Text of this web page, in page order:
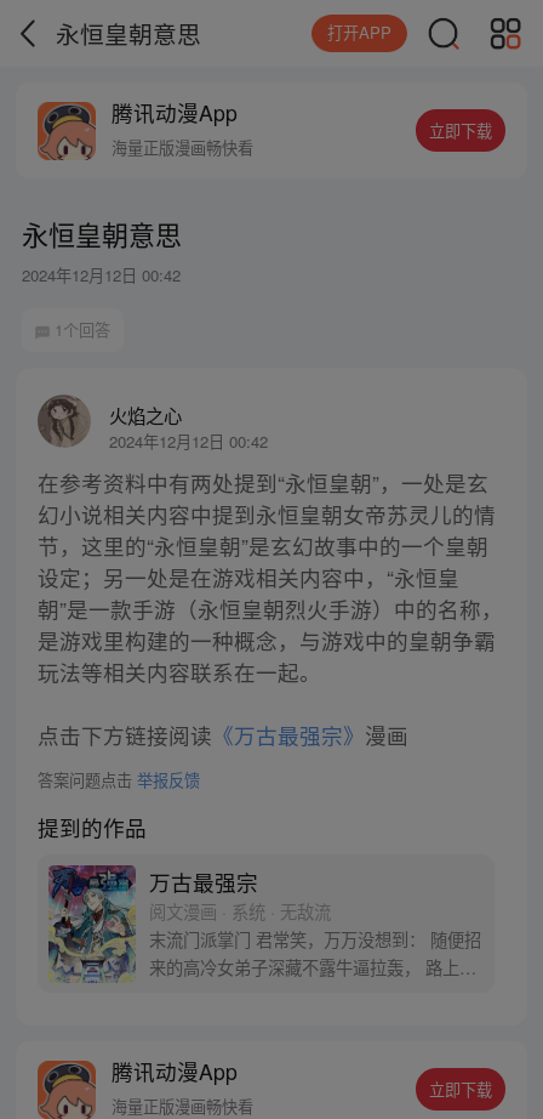
永恒皇朝意思 打开APP
腾讯动漫App
海量正版漫画畅快看
立即下载
永恒皇朝意思
2024年12月12日 00:42
1个回答
火焰之心
2024年12月12日 00:42
在参考资料中有两处提到“永恒皇朝”，一处是玄
幻小说相关内容中提到永恒皇朝女帝苏灵儿的情
节，这里的“永恒皇朝”是玄幻故事中的一个皇朝
设定；另一处是在游戏相关内容中，“永恒皇
朝”是一款手游（永恒皇朝烈火手游）中的名称，
是游戏里构建的一种概念，与游戏中的皇朝争霸
玩法等相关内容联系在一起。
点击下方链接阅读 《万古最强宗》 漫画
答案问题点击 举报反馈
提到的作品
万古最强宗
阅文漫画 · 系统 · 无敌流
末流门派掌门 君常笑，万万没想到： 随便招
来的高冷女弟子深藏不露牛逼拉轰， 路上闭
苍要我末流门派逆天，挡不住啊
腾讯动漫App
海量正版漫画畅快看
立即下载